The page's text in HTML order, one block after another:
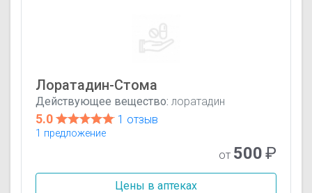
Лоратадин-Стома
Действующее вещество: лоратадин
5.0 1 отзыв
1 предложение
от 500₽
Цены в аптеках